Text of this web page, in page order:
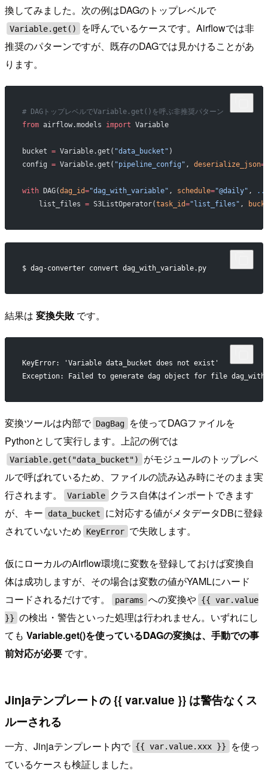
換してみました。次の例はDAGのトップレベルで
Variable.get()
を呼んでいるケースです。Airflowでは非
推奨のパターンですが、既存のDAGでは見かけることがあ
ります。
# DAGトップレベルでVariable.get()を呼ぶ非推奨パターン
from airflow.models import Variable
bucket = Variable.get( "data_bucket" )
config = Variable.get( "pipeline_config" , deserialize_json=
with DAG(dag_id="dag_with_variable" , schedule="@daily" ,
    list_files
= S3ListOperator(task_id="list_files" ,
$ dag-converter convert dag_with_variable.py
結果は 変換失敗 です。
KeyError: 'Variable data_bucket does not exist'
Exception: Failed to generate dag object for file
変換ツールは内部で DagBag
を使ってDAGファイルを
Pythonとして実行します。上記の例では
Variable.get("data_bucket")
がモジュールのトップレベ
ルで呼ばれているため、ファイルの読み込み時にそのまま実
行されます。
Variable
クラス自体はインポートできます
が、キー
data_bucket
に対応する値がメタデータDBに登録
されていないため
KeyError で失敗します。
仮にローカルのAirflow環境に変数を登録しておけば変換自
体は成功しますが、その場合は変数の値がYAMLにハード
コードされるだけです。
params への変換や {{ var.value
}} の検出・警告といった処理は行われません。いずれにし
ても Variable.get()を使っているDAGの変換は、手動での事
前対応が必要 です。
Jinjaテンプレートの {{ var.value }} は警告なくス
ルーされる
一方、Jinjaテンプレート内で {{ var.value.xxx }}
を使っ
ているケースも検証しました。